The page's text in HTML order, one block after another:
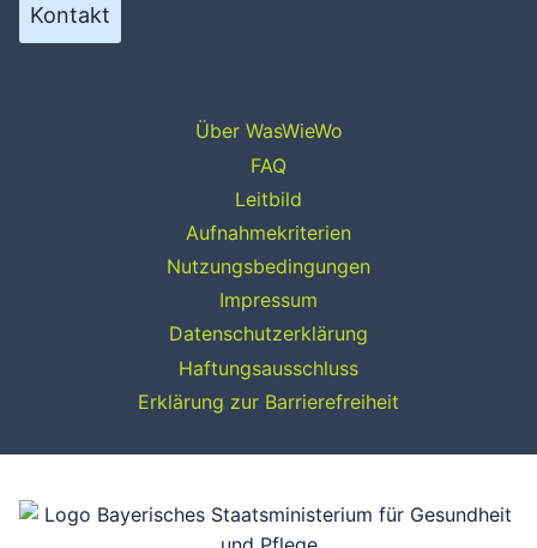
Kontakt
Über WasWieWo
FAQ
Leitbild
Aufnahmekriterien
Nutzungsbedingungen
Impressum
Datenschutzerklärung
Haftungsausschluss
Erklärung zur Barrierefreiheit